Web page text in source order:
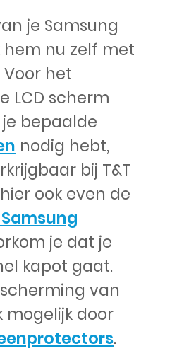
je Samsung
nu zelf met
Voor het
LCD scherm
bepaalde
nodig hebt,
bij T&T
ook even de
je dat je
kapot gaat.
van
mogelijk door
.